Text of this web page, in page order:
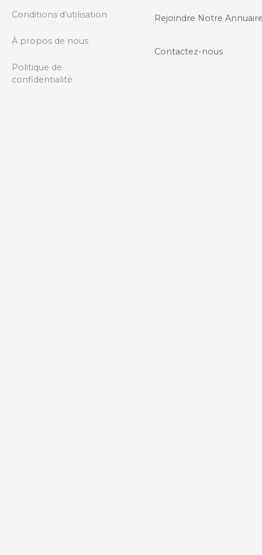
m
e
s
s
Conditions d’utilisation
À propos de nous
Politique de
confidentialité
Rejoindre Notre
Contactez-nous